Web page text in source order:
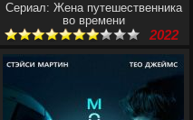
Сериал: Жена путешественника
во времени
2022